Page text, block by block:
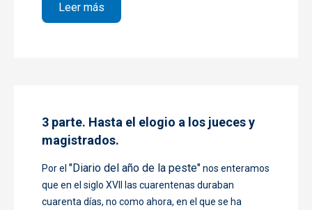
Leer más
3 parte. Hasta el elogio a los jueces y
magistrados.
Por el "Diario del año de la peste"nos enteramos
que en el siglo XVII las cuarentenas duraban
cuarenta días, no como ahora, en el que se ha